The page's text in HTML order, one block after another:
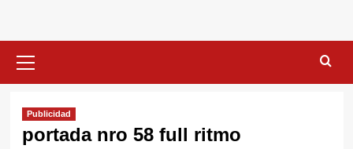
primario
Publicidad
portada nro 58 full ritmo